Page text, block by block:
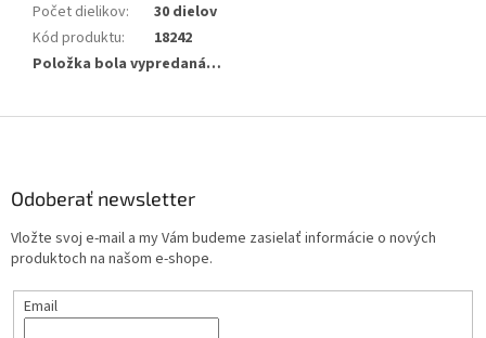
Počet dielikov:
30 dielov
Kód produktu:
18242
Položka bola vypredaná…
Odoberať newsletter
Vložte svoj e-mail a my Vám budeme zasielať informácie o nových
produktoch na našom e-shope.
Email